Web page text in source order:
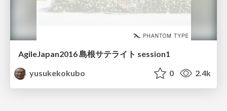
AgileJapan2016 島根サテライト session1
yusukekokubo
0 2.4k